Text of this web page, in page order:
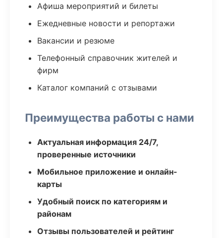
Афиша мероприятий и билеты
Ежедневные новости и репортажи
Вакансии и резюме
Телефонный справочник жителей и
фирм
Каталог компаний с отзывами
Преимущества работы с нами
Актуальная информация 24/7,
проверенные источники
Мобильное приложение и онлайн-
карты
Удобный поиск по категориям и
районам
Отзывы пользователей и рейтинг